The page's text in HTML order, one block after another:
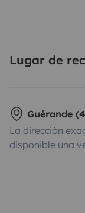
Lugar de
Guérande
La dirección
disponible una